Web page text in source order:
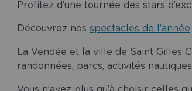
Profitez d’une tournée des stars
Découvrez nos spectacles de l’année
La Vendée et la ville de Saint Gilles
randonnées, parcs, activités